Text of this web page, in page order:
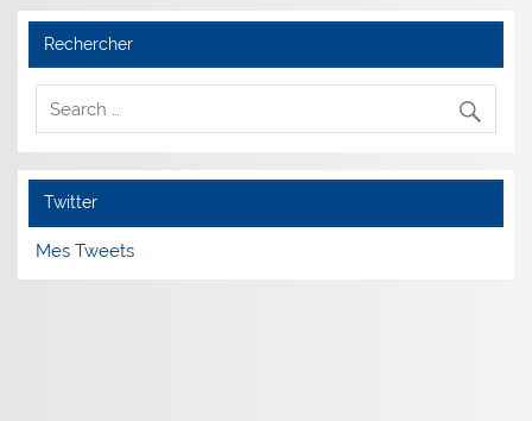
Rechercher
Twitter
Mes Tweets